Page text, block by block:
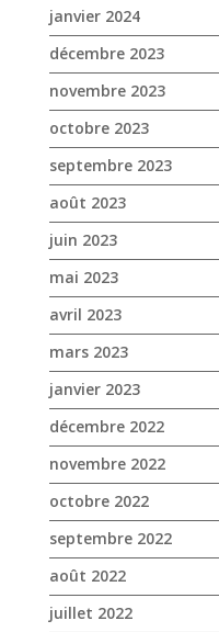
janvier 2024
décembre 2023
novembre 2023
octobre 2023
septembre 2023
août 2023
juin 2023
mai 2023
avril 2023
mars 2023
janvier 2023
décembre 2022
novembre 2022
octobre 2022
septembre 2022
août 2022
juillet 2022